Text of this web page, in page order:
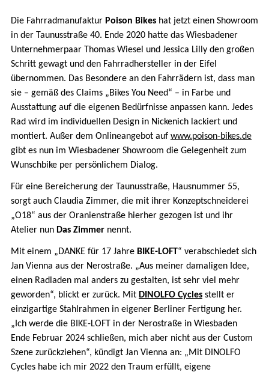
Die Fahrradmanufaktur Poison Bikes hat jetzt einen Showroom
in der Taunusstraße 40. Ende 2020 hatte das Wiesbadener
Unternehmerpaar Thomas Wiesel und Jessica Lilly den großen
Schritt gewagt und den Fahrradhersteller in der Eifel
übernommen. Das Besondere an den Fahrrädern ist, dass man
sie – gemäß des Claims „Bikes You Need“ – in Farbe und
Ausstattung auf die eigenen Bedürfnisse anpassen kann. Jedes
Rad wird im individuellen Design in Nickenich lackiert und
montiert. Außer dem Onlineangebot auf www.poison-bikes.de
gibt es nun im Wiesbadener Showroom die Gelegenheit zum
Wunschbike per persönlichem Dialog.
Für eine Bereicherung der Taunusstraße, Hausnummer 55,
sorgt auch Claudia Zimmer, die mit ihrer Konzeptschneiderei
„O18“ aus der Oranienstraße hierher gezogen ist und ihr
Atelier nun Das Zimmer nennt.
Mit einem „DANKE für 17 Jahre BIKE-LOFT“ verabschiedet sich
Jan Vienna aus der Nerostraße. „Aus meiner damaligen Idee,
einen Radladen mal anders zu gestalten, ist sehr viel mehr
geworden“, blickt er zurück. Mit DINOLFO Cycles stellt er
einzigartige Stahlrahmen in eigener Berliner Fertigung her.
„Ich werde die BIKE-LOFT in der Nerostraße in Wiesbaden
Ende Februar 2024 schließen, mich aber nicht aus der Custom
Szene zurückziehen“, kündigt Jan Vienna an: „Mit DINOLFO
Cycles habe ich mir 2022 den Traum erfüllt, eigene